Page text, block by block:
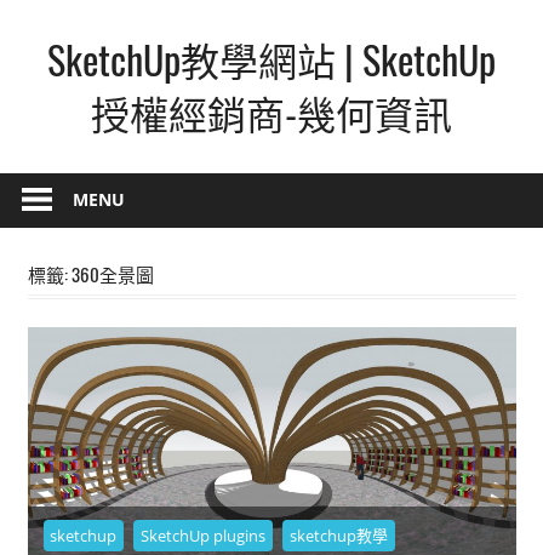
contentSketchUp教學網站 | SketchUp
授權經銷商-幾何資訊
–
最
覺
設
計
方
式,
人
人
都
MENU
標籤:360全景圖
sketchup SketchUp plugins sketchup教學